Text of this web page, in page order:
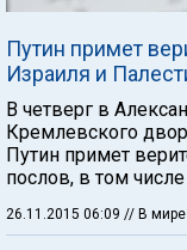
Путин примет
Израиля и
В четверг в
Кремлевского
Путин примет
послов, в том
26.11.2015 06:09 // В мире